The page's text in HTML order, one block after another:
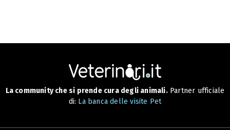
La community che si prende cura degli animali.Partner ufficiale
di: La banca delle visite Pet